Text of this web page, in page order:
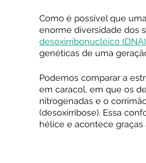
Como é possível que
enorme diversidade dos
desoxirribonucléico (DNA)
genéticas de uma
Podemos comparar a
em caracol, em que os
nitrogenadas e o
(desoxirribose). Essa
hélice e acontece